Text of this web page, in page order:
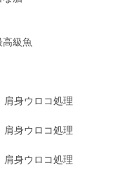
級魚
肩身ウロコ処理
身ウロコ処理
身ウロコ処理